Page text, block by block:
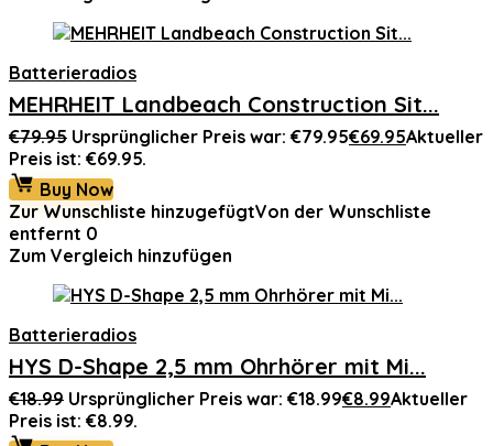
Batterieradios
MEHRHEIT Landbeach Construction Sit...
€79.95 Ursprünglicher Preis war: €79.95€69.95Aktueller
Preis ist: €69.95.
Buy Now
Zur Wunschliste hinzugefügtVon der Wunschliste
entfernt 0
Zum Vergleich hinzufügen
Batterieradios
HYS D-Shape 2,5 mm Ohrhörer mit Mi...
€18.99 Ursprünglicher Preis war: €18.99€8.99Aktueller
Preis ist: €8.99.